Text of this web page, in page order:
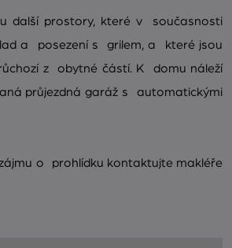
další prostory, které v současnosti
a posezení s grilem, a které jsou
z obytné částí. K domu náleží
průjezdná garáž s automatickými
o prohlídku kontaktujte makléře